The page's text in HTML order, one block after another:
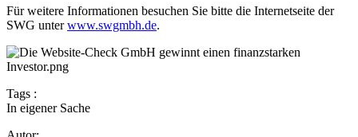
Für weitere Informationen besuchen Sie bitte die Internetseite der
SWG unterwww.swgmbh.de.
Tags :
In eigener Sache